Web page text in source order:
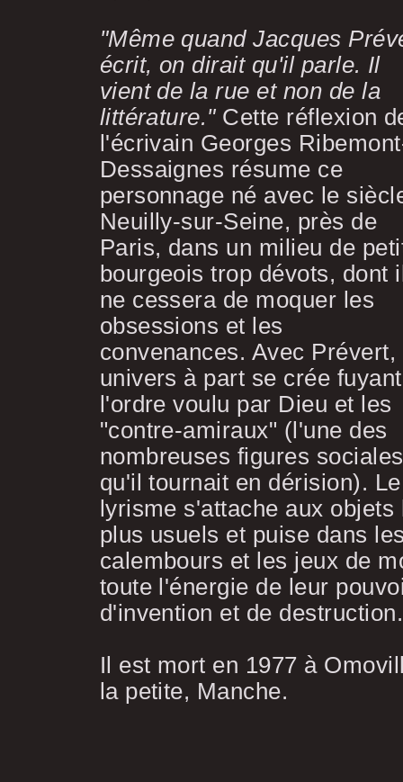
"Même quand Jacques
écrit, on dirait qu'il parle. Il
vient de la rue et non de la
littérature."Cette réflexion
l'écrivain Georges
Dessaignes résume ce
personnage né avec le
Neuilly-sur-Seine, près de
Paris, dans un milieu de
bourgeois trop dévots, dont
ne cessera de moquer les
obsessions et les
convenances. Avec Prévert,
univers à part se crée fuyant
l'ordre voulu par Dieu et les
"contre-amiraux" (l'une des
nombreuses figures sociales
qu'il tournait en dérision). Le
lyrisme s'attache aux objets
plus usuels et puise dans
calembours et les jeux de
toute l'énergie de leur
d'invention et de destruction.
Il est mort en 1977 à
la petite, Manche.